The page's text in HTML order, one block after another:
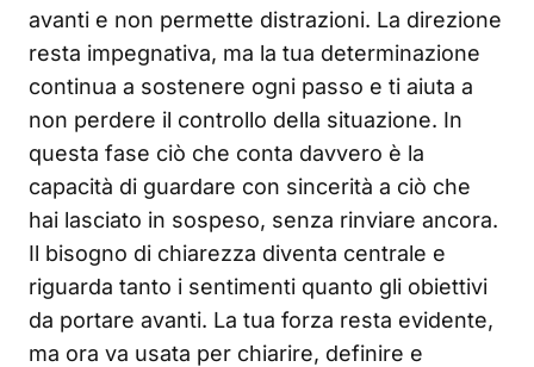
avanti e non permette distrazioni. La direzione
resta impegnativa, ma la tua determinazione
continua a sostenere ogni passo e ti aiuta a
non perdere il controllo della situazione. In
questa fase ciò che conta davvero è la
capacità di guardare con sincerità a ciò che
hai lasciato in sospeso, senza rinviare ancora.
Il bisogno di chiarezza diventa centrale e
riguarda tanto i sentimenti quanto gli obiettivi
da portare avanti. La tua forza resta evidente,
ma ora va usata per chiarire, definire e